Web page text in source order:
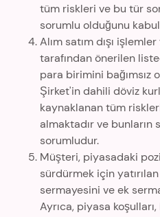
tüm riskleri ve bu tür
sorumlu olduğunu
Alım satım dışı
tarafından önerilen
para birimini bağımsız
Şirket'in dahili döviz
kaynaklanan tüm
almaktadır ve bunların
sorumludur.
Müşteri, piyasadaki
sürdürmek için
sermayesini ve ek
Ayrıca, piyasa